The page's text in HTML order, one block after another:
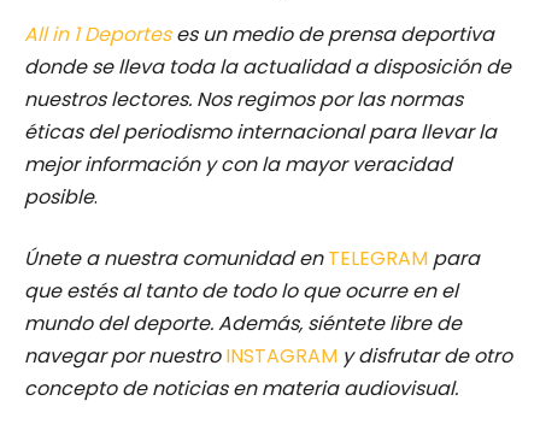
All in 1 Deporteses un medio de prensa deportiva
donde se lleva toda la actualidad a disposición de
nuestros lectores. Nos regimos por las normas
éticas del periodismo internacional para llevar la
mejor información y con la mayor veracidad
posible.
Únete a nuestra comunidad enTELEGRAM para
que estés al tanto de todo lo que ocurre en el
mundo del deporte. Además, siéntete libre de
navegar por nuestro INSTAGRAM y disfrutar de otro
concepto de noticias en materia audiovisual.